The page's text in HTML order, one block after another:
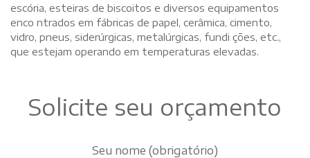
escória, esteiras de biscoitos e diversos equipamentos
enco ntrados em fábricas de papel, cerâmica, cimento,
vidro, pneus, siderúrgicas, metalúrgicas, fundi ções, etc.,
que estejam operando em temperaturas elevadas.
Solicite seu orçamento
Seu nome (obrigatório)